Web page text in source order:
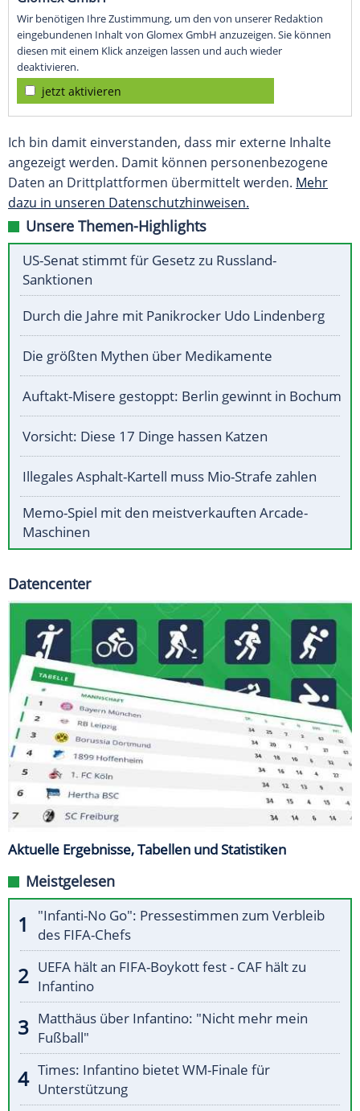
Wir benötigen Ihre Zustimmung, um den von unserer Redaktion
eingebundenen Inhalt von Glomex GmbH anzuzeigen. Sie können
diesen mit einem Klick anzeigen lassen und auch wieder
deaktivieren.
jetzt aktivieren
Ich bin damit einverstanden, dass mir externe Inhalte
angezeigt werden. Damit können personenbezogene
Daten an Drittplattformen übermittelt werden. Mehr
dazu in unseren Datenschutzhinweisen.
Unsere Themen-Highlights
US-Senat stimmt für Gesetz zu Russland-
Sanktionen
Durch die Jahre mit Panikrocker Udo Lindenberg
Die größten Mythen über Medikamente
Auftakt-Misere gestoppt: Berlin gewinnt in Bochum
Vorsicht: Diese 17 Dinge hassen Katzen
Illegales Asphalt-Kartell muss Mio-Strafe zahlen
Memo-Spiel mit den meistverkauften Arcade-
Maschinen
Datencenter
Aktuelle Ergebnisse, Tabellen und Statistiken
Meistgelesen
"Infanti-No Go": Pressestimmen zum Verbleib
des FIFA-Chefs
UEFA hält an FIFA-Boykott fest - CAF hält zu
Infantino
Matthäus über Infantino: "Nicht mehr mein
Fußball"
Times: Infantino bietet WM-Finale für
Unterstützung